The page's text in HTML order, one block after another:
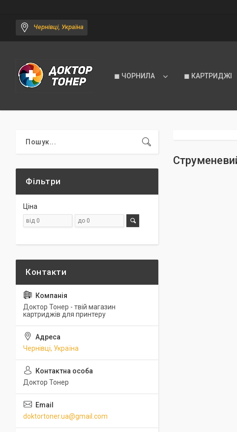
Чернівці, Україна
◼ ЧОРНИЛА ◼ КАРТРИДЖІ
Фільтри
Ціна
Доктор Тонер - твій магазин
картриджів для принтеру
Чернівці, Україна
Доктор Тонер
doktortoner.ua@gmail.com